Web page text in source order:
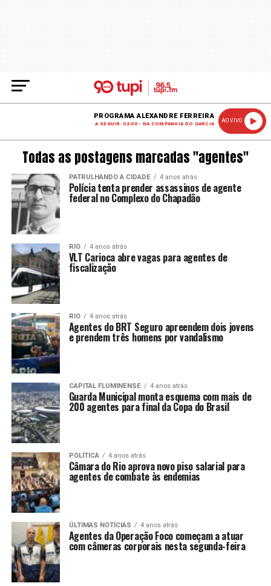
PROGRAMA ALEXANDRE FERREIRA
A SEGUIR: 02:00 - NA COMPANHIA DO GARCIA
AO VIVO
Todas as postagens marcadas "agentes"
PATRULHANDO A CIDADE 4 anos atrás
Polícia tenta prender assassinos de agente
federal no Complexo do Chapadão
RIO 4 anos atrás
VLT Carioca abre vagas para agentes de
fiscalização
RIO 4 anos atrás
Agentes do BRT Seguro apreendem dois jovens
e prendem três homens por vandalismo
CAPITAL FLUMINENSE 4 anos atrás
Guarda Municipal monta esquema com mais de
200 agentes para final da Copa do Brasil
POLÍTICA 4 anos atrás
Câmara do Rio aprova novo piso salarial para
agentes de combate às endemias
ÚLTIMAS NOTÍCIAS 4 anos atrás
Agentes da Operação Foco começam a atuar
com câmeras corporais nesta segunda-feira